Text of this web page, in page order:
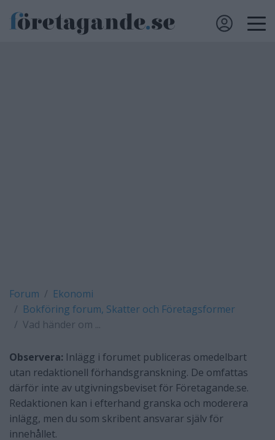
Forum
Ekonomi
Bokföring forum, Skatter och Företagsformer
Vad händer om ...
Observera: Inlägg i forumet publiceras omedelbart
utan redaktionell förhandsgranskning. De omfattas
därför inte av utgivningsbeviset för Företagande.se.
Redaktionen kan i efterhand granska och moderera
inlägg, men du som skribent ansvarar själv för
innehållet.